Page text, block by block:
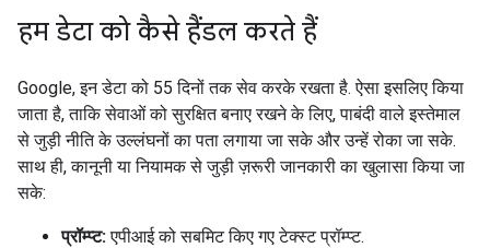
हम डेटा को कैसे हैंडल करते हैं
Google, इन डेटा को 55 दिनों तक सेव करके रखता है. ऐसा इसलिए किया
जाता है, ताकि सेवाओं को सुरक्षित बनाए रखने के लिए, पाबंदी वाले इस्तेमाल
से जुड़ी नीति के उल्लंघनों का पता लगाया जा सके और उन्हें रोका जा सके.
साथ ही, कानूनी या नियामक से जुड़ी ज़रूरी जानकारी का खुलासा किया जा
सके:
प्रॉम्प्ट:एपीआई को सबमिट किए गए टेक्स्ट प्रॉम्प्ट.